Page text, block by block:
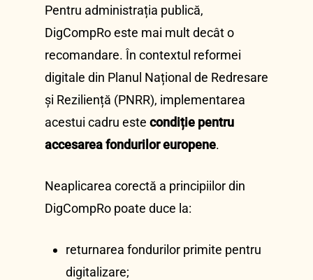
Pentru administrația publică,
DigCompRo este mai mult decât o
recomandare. În contextul reformei
digitale din Planul Național de Redresare
și Reziliență (PNRR), implementarea
acestui cadru este condiție pentru
accesarea fondurilor europene.
Neaplicarea corectă a principiilor din
DigCompRo poate duce la:
returnarea fondurilor primite pentru
digitalizare;